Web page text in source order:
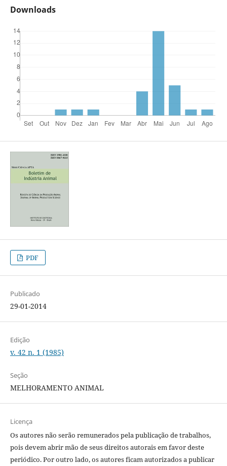
Downloads
PDF
Publicado
29-01-2014
Edição
v. 42 n. 1 (1985)
Seção
MELHORAMENTO ANIMAL
Licença
Os autores não serão remunerados pela publicação de trabalhos,
pois devem abrir mão de seus direitos autorais em favor deste
periódico. Por outro lado, os autores ficam autorizados a publicar